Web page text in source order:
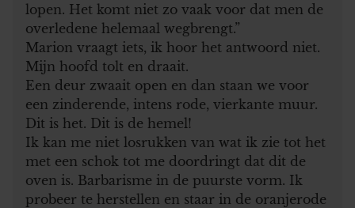
lopen. Het komt niet zo vaak voor dat men de
overledene helemaal wegbrengt.”
Marion vraagt iets, ik hoor het antwoord niet.
Mijn hoofd tolt en draait.
Een deur zwaait open en dan staan we voor
een zinderende, intens rode, vierkante muur.
Dit is het. Dit is de hemel!
Ik kan me niet losrukken van wat ik zie tot het
met een schok tot me doordringt dat dit de
oven is. Barbarisme in de puurste vorm. Ik
probeer te herstellen en staar in de oranjerode